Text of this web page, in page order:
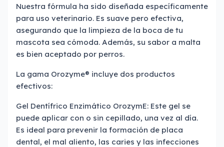
Nuestra fórmula ha sido diseñada específicamente
para uso veterinario. Es suave pero efectiva,
asegurando que la limpieza de la boca de tu
mascota sea cómoda. Además, su sabor a malta
es bien aceptado por perros.
La gama Orozyme® incluye dos productos
efectivos:
Gel Dentífrico Enzimático OrozymE: Este gel se
puede aplicar con o sin cepillado, una vez al día.
Es ideal para prevenir la formación de placa
dental, el mal aliento, las caries y las infecciones